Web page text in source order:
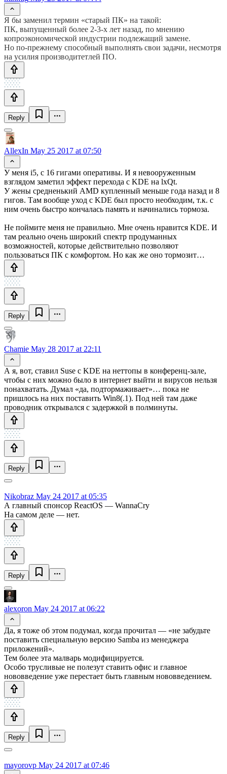
Я бы заменил термин «старый ПК» на такой:
ПК, выпущенный более 2-3-х лет назад, по мнению
копроэкономической индустрии подлежащий замене.
Но по-прежнему способный выполнять свои задачи, несмотря
на усилия производитетлей ПО.
Reply
AllexIn May 25 2017 at 07:50
У меня i5, с 16 гигами оперативы. И я невооруженным
взглядом заметил эффект перехода с KDE на lxQt.
У жены средненький AMD купленный меньше года назад и 8
гигов. Там вообще уход с KDE был просто необходим, т.к. с
ним очень быстро кончалась память и начинались тормоза.
Не поймите меня не правильно. Мне очень нравится KDE. И
там реально очень широкий спектр продуманных
возможностей, которые действительно позволяют
пользоваться ПК с комфортом. Но как же оно тормозит…
Reply
Chamie May 28 2017 at 22:11
А я, вот, ставил Suse с KDE на неттопы в конференц-зале,
чтобы с них можно было в интернет выйти и вирусов нельзя
понахватать. Думал «да, подтормаживает»… пока не
пришлось на них поставить Win8(.1). Под ней там даже
проводник открывался с задержкой в полминуты.
Reply
Nikobraz May 24 2017 at 05:35
А главный спонсор ReactOS — WannaCry
На самом деле — нет.
Reply
alexoron May 24 2017 at 06:22
Да, я тоже об этом подумал, когда прочитал — «не забудьте
поставить специальную версию Samba из менеджера
приложений».
Тем более эта малварь модифицируется.
Особо трусливые не полезут ставить офис и главное
нововведение уже перестает быть главным нововведением.
Reply
mayorovp May 24 2017 at 07:46